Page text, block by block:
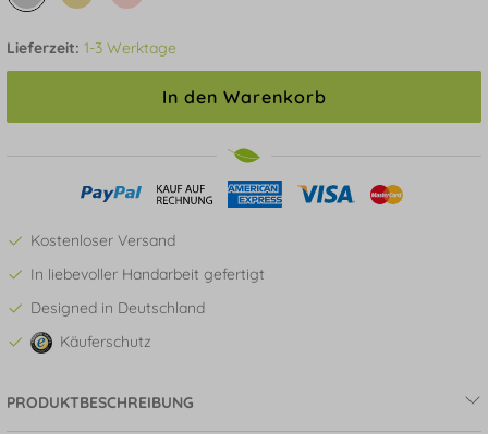
Lieferzeit: 1-3 Werktage
In den Warenkorb
Kostenloser Versand
In liebevoller Handarbeit gefertigt
Designed in Deutschland
Käuferschutz
PRODUKTBESCHREIBUNG